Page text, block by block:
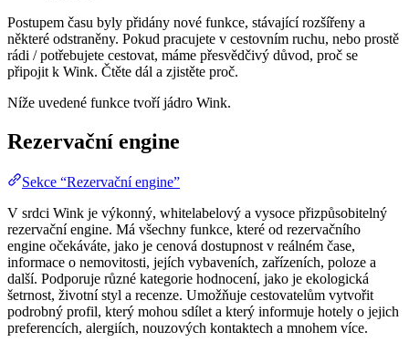
Postupem času byly přidány nové funkce, stávající rozšířeny a
některé odstraněny. Pokud pracujete v cestovním ruchu, nebo prostě
rádi / potřebujete cestovat, máme přesvědčivý důvod, proč se
připojit k Wink. Čtěte dál a zjistěte proč.
Níže uvedené funkce tvoří jádro Wink.
Rezervační engine
Sekce “Rezervační engine”
V srdci Wink je výkonný, whitelabelový a vysoce přizpůsobitelný
rezervační engine. Má všechny funkce, které od rezervačního
engine očekáváte, jako je cenová dostupnost v reálném čase,
informace o nemovitosti, jejích vybaveních, zařízeních, poloze a
další. Podporuje různé kategorie hodnocení, jako je ekologická
šetrnost, životní styl a recenze. Umožňuje cestovatelům vytvořit
podrobný profil, který mohou sdílet a který informuje hotely o jejich
preferencích, alergiích, nouzových kontaktech a mnohem více.